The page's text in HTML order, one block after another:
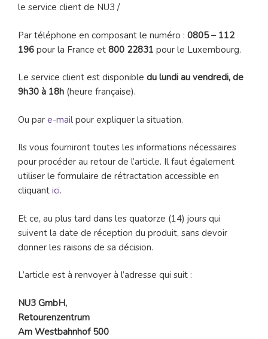
le service client de NU3 /
Par téléphone en composant le numéro : 0805 – 112
196 pour la France et 800 22831 pour le Luxembourg.
Le service client est disponible du lundi au vendredi, de
9h30 à 18h (heure française).
Ou par e-mail pour expliquer la situation.
Ils vous fourniront toutes les informations nécessaires
pour procéder au retour de l’article. Il faut également
utiliser le formulaire de rétractation accessible en
cliquant ici.
Et ce, au plus tard dans les quatorze (14) jours qui
suivent la date de réception du produit, sans devoir
donner les raisons de sa décision.
L’article est à renvoyer à l’adresse qui suit :
NU3 GmbH,
Retourenzentrum
Am Westbahnhof 500